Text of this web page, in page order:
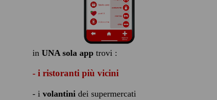
in UNA sola apptrovi :
- i ristoranti più vicini
- i volantinidei supermercati